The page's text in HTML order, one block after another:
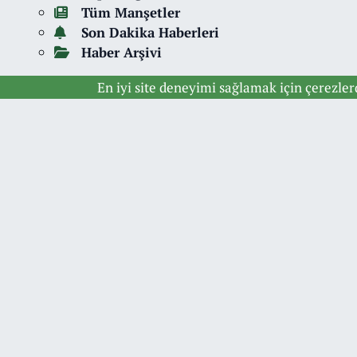
Tüm Manşetler
Son Dakika Haberleri
Haber Arşivi
En iyi site deneyimi sağlamak için